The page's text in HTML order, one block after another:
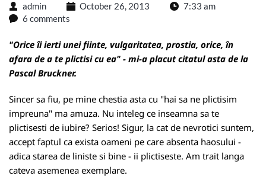
admin October 26, 2013
7:33 am
6 comments
"Orice îi ierti unei fiinte, vulgaritatea, prostia, orice, în
afara de a te plictisi cu ea" - mi-a placut citatul asta de la
Pascal Bruckner.
Sincer sa fiu, pe mine chestia asta cu "hai sa ne plictisim
impreuna" ma amuza. Nu inteleg ce inseamna sa te
plictisesti de iubire? Serios! Sigur, la cat de nevrotici suntem,
accept faptul ca exista oameni pe care absenta haosului -
adica starea de liniste si bine - ii plictiseste. Am trait langa
cateva asemenea exemplare.